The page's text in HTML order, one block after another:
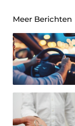
Meer Berichten